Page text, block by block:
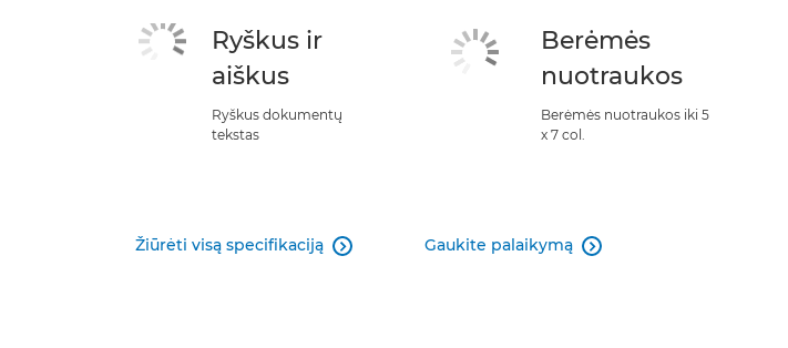
Ryškus ir
aiškus
Ryškus dokumentų
tekstas
Berėmės
nuotraukos
Berėmės nuotraukos iki 5
x 7 col.
Žiūrėti visą specifikaciją  Gaukite palaikymą 